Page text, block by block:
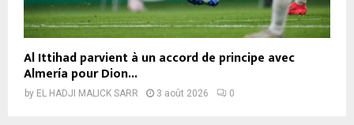
Al Ittihad parvient à un accord de principe avec
Almería pour Dion...
by EL HADJI MALICK SARR 3 août 2026 0